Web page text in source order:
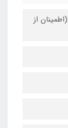
• دارای سنسور پخت گوشت Meat prob (اطمینان از